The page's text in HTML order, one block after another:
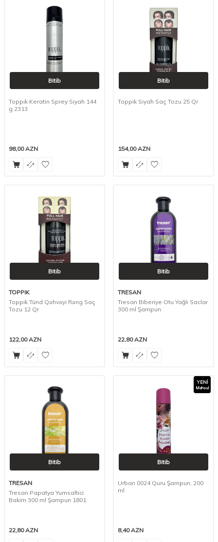
Bitib
Toppik Keratin Sprey Siyah 144
g 2313
98,00AZN
Bitib
Toppik Siyah Saç Tozu 25 Qr
154,00AZN
Bitib
TOPPIK
Toppik Tünd Qəhvəyi Rəng Saç
Tozu 12 Qr
122,00AZN
Bitib
TRESAN
Tresan Biberiye Otu Yağlı Saclar
300 ml Şampun
22,80AZN
Bitib
TRESAN
Tresan Papatya Yumsaltici
Bakim 300 ml Şampun 1801
22,80AZN
YENI
Məhsul
Bitib
Urban 0024 Quru Şampun, 200
ml
8,40AZN